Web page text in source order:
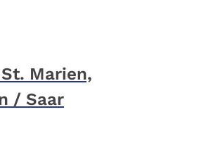
Marien,
/ Saar